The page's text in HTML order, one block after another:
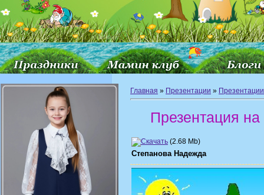
Главная » Презентации »
Презентация на
(2.68 Mb)
Степанова Надежда